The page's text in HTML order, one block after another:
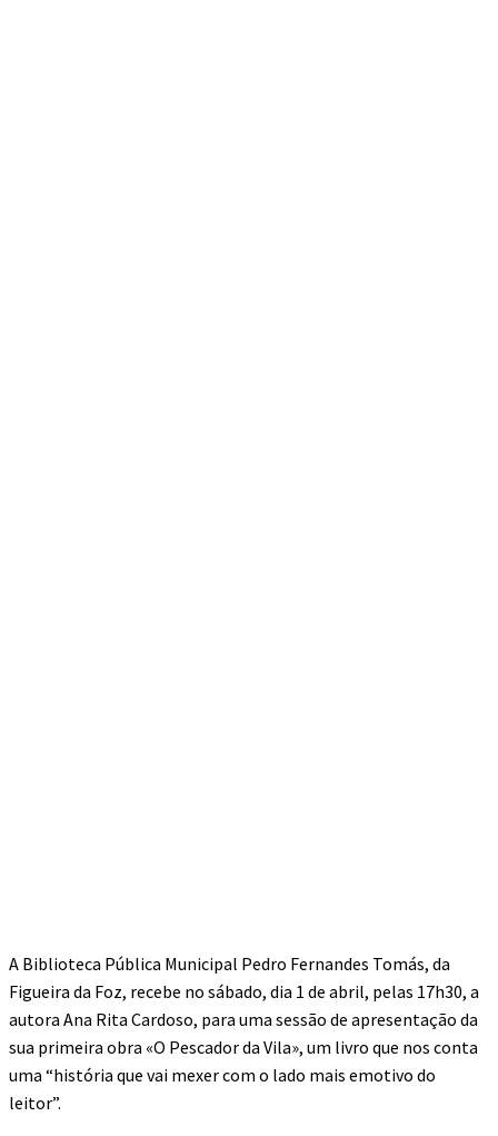
A Biblioteca Pública Municipal Pedro Fernandes Tomás, da
Figueira da Foz, recebe no sábado, dia 1 de abril, pelas 17h30, a
autora Ana Rita Cardoso, para uma sessão de apresentação da
sua primeira obra «O Pescador da Vila», um livro que nos conta
uma “história que vai mexer com o lado mais emotivo do
leitor”.